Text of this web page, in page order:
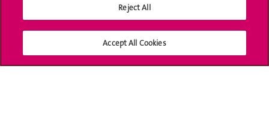
Médias sociaux UNIGE
Reject All
Accept All Cookies